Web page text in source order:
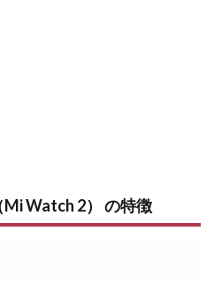
Watch 2） の特徴